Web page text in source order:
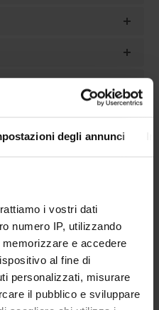
degli annunci
i vostri dati
numero IP, utilizzando
e accedere
al fine di
personalizzati, misurare
il pubblico e sviluppare